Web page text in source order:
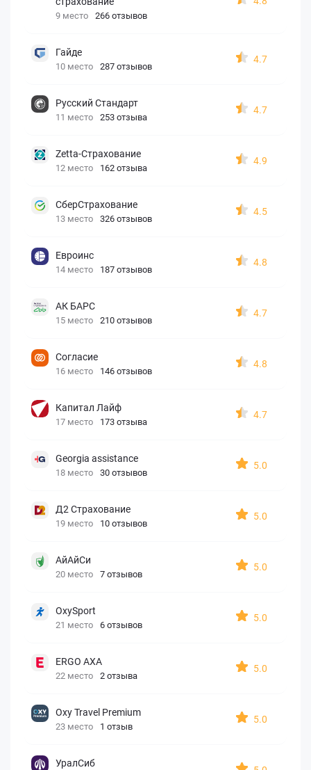
9 место 266 отзывов
Гайде
10 место 287 отзывов
4.7
Русский Стандарт
11 место 253 отзыва
4.7
Zetta-Страхование
12 место 162 отзыва
4.9
СберСтрахование
13 место 326 отзывов
4.5
Евроинс
14 место 187 отзывов
4.8
АК БАРС
15 место 210 отзывов
4.7
Согласие
16 место 146 отзывов
4.8
Капитал Лайф
17 место 173 отзыва
4.7
Georgia assistance
18 место 30 отзывов
5.0
Д2 Страхование
19 место 10 отзывов
5.0
АйАйСи
20 место 7 отзывов
5.0
OxySport
21 место 6 отзывов
5.0
ERGO AXA
22 место 2 отзыва
5.0
Oxy Travel Premium
23 место 1 отзыв
5.0
УралСиб